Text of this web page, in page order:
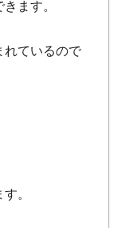
ます。
れているので
。